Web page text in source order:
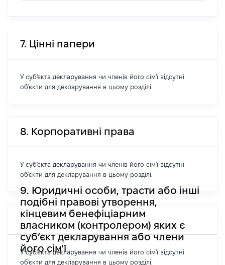
7. Цінні папери
У суб'єкта декларування чи членів його сім'ї відсутні
об'єкти для декларування в цьому розділі.
8. Корпоративні права
У суб'єкта декларування чи членів його сім'ї відсутні
об'єкти для декларування в цьому розділі.
9. Юридичні особи, трасти або інші
подібні правові утворення,
кінцевим бенефіціарним
власником (контролером) яких є
суб’єкт декларування або члени
його сім'ї
У суб'єкта декларування чи членів його сім'ї відсутні
об'єкти для декларування в цьому розділі.